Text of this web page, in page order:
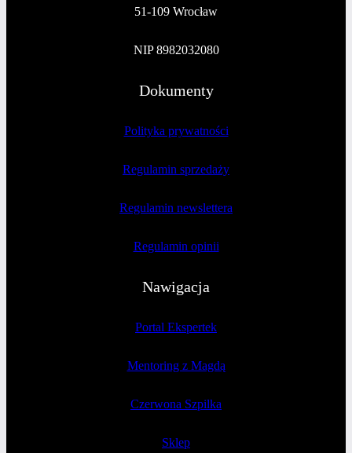
51-109 Wrocław
NIP 8982032080
Dokumenty
Polityka prywatności
Regulamin sprzedaży
Regulamin newslettera
Regulamin opinii
Nawigacja
Portal Ekspertek
Mentoring z Magdą
Czerwona Szpilka
Sklep